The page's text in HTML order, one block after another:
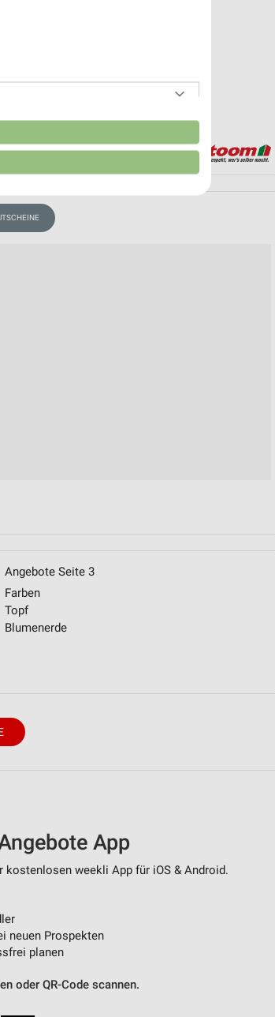
Angebote Seite 3
Farben
Topf
Blumenerde
App
weekli App für iOS & Android.
neuen Prospekten
planen
oder QR-Code scannen.